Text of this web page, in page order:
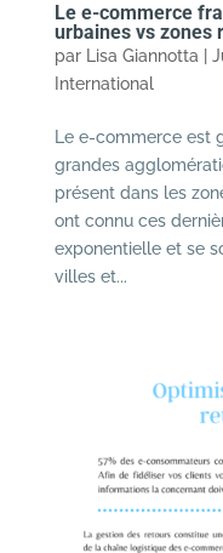
Le e-commerce
urbaines vs zones
par Lisa Giannotta|
International
Le e-commerce est
grandes
présent dans les
ont connu ces
exponentielle et se
villes et...